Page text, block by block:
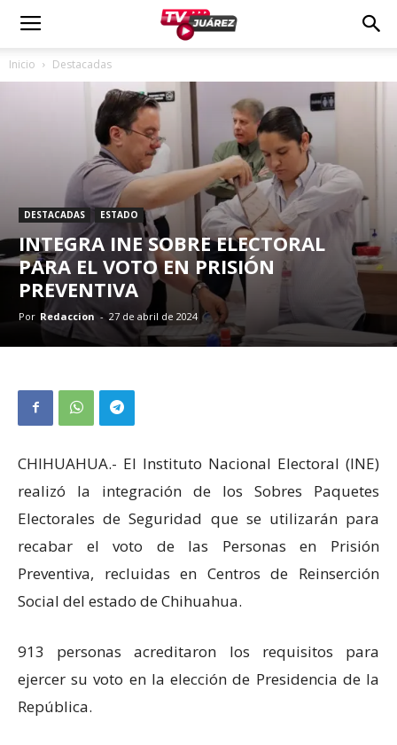
Inicio Destacadas
DESTACADAS ESTADO
INTEGRA INE SOBRE ELECTORAL
PARA EL VOTO EN PRISIÓN
PREVENTIVA
Por Redaccion - 27 de abril de 2024
CHIHUAHUA.- El Instituto Nacional Electoral (INE)
realizó la integración de los Sobres Paquetes
Electorales de Seguridad que se utilizarán para
recabar el voto de las Personas en Prisión
Preventiva, recluidas en Centros de Reinserción
Social del estado de Chihuahua.
913 personas acreditaron los requisitos para
ejercer su voto en la elección de Presidencia de la
República.